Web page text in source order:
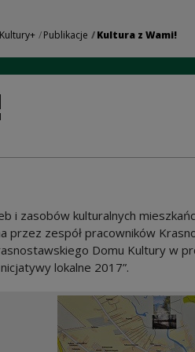
Publikacje Kultura z Wami!
i zasobów kulturalnych
przez zespół pracowników
Domu Kultury w
lokalne 2017”.